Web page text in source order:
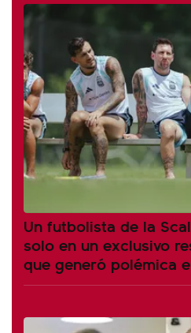
Un futbolista de la
solo en un exclusivo
que generó polémica